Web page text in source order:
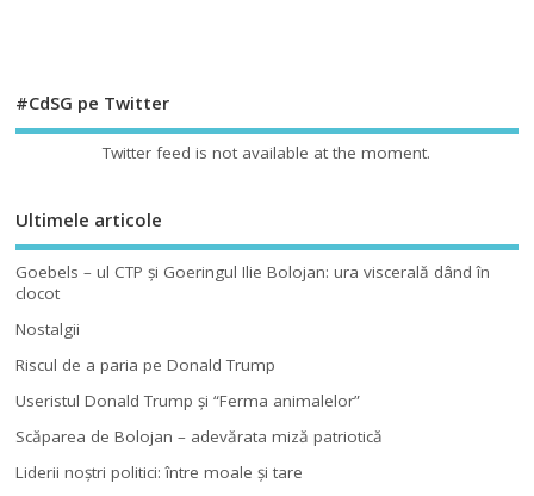
#CdSG pe Twitter
Twitter feed is not available at the moment.
Ultimele articole
Goebels – ul CTP şi Goeringul Ilie Bolojan: ura viscerală dând în
clocot
Nostalgii
Riscul de a paria pe Donald Trump
Useristul Donald Trump şi “Ferma animalelor”
Scăparea de Bolojan – adevărata miză patriotică
Liderii noştri politici: între moale şi tare